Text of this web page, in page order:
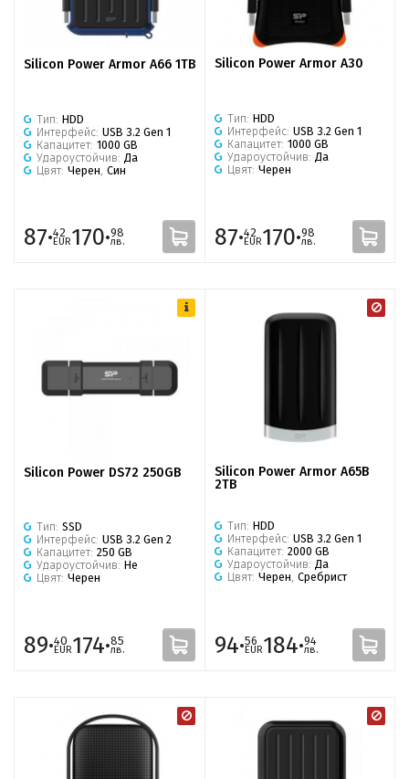
Silicon Power Armor A66 1TB
Тип: HDD
Интерфейс: USB 3.2 Gen 1
Капацитет: 1000 GB
Удароустойчив: Да
Цвят: Черен Син
87·42
EUR170·98
лв.
Silicon Power Armor A30
Тип: HDD
Интерфейс: USB 3.2 Gen 1
Капацитет: 1000 GB
Удароустойчив: Да
Цвят: Черен
87·42
EUR170·98
лв.
Silicon Power DS72 250GB
Тип: SSD
Интерфейс: USB 3.2 Gen 2
Капацитет: 250 GB
Удароустойчив: Не
Цвят: Черен
89·40
EUR174·85
лв.
Silicon Power Armor A65B
2TB
Тип: HDD
Интерфейс: USB 3.2 Gen 1
Капацитет: 2000 GB
Удароустойчив: Да
Цвят: Черен, Сребрист
94·56
EUR184·94
лв.